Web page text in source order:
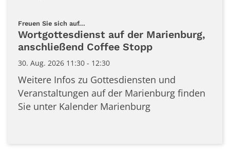
Freuen Sie sich auf...
Wortgottesdienst auf der Marienburg,
anschließend Coffee Stopp
30. Aug. 2026 11:30 - 12:30
Weitere Infos zu Gottesdiensten und
Veranstaltungen auf der Marienburg finden
Sie unter Kalender Marienburg